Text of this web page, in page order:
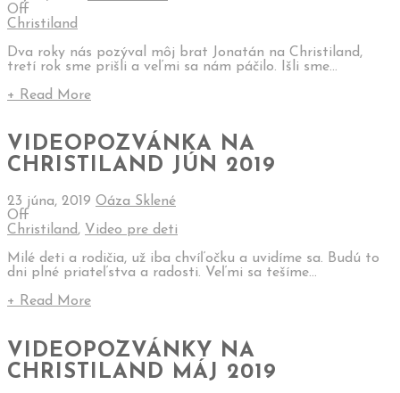
Off
Christiland
Dva roky nás pozýval môj brat Jonatán na Christiland,
tretí rok sme prišli a veľmi sa nám páčilo. Išli sme...
+ Read More
VIDEOPOZVÁNKA NA
CHRISTILAND JÚN 2019
23 júna, 2019 Oáza Sklené
Off
Christiland, Video pre deti
Milé deti a rodičia, už iba chvíľočku a uvidíme sa. Budú to
dni plné priateľstva a radosti. Veľmi sa tešíme...
+ Read More
VIDEOPOZVÁNKY NA
CHRISTILAND MÁJ 2019